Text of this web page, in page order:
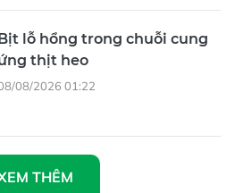
Bịt lỗ hổng trong chuỗi cung
thịt heo
08/2026 01:22
THÊM